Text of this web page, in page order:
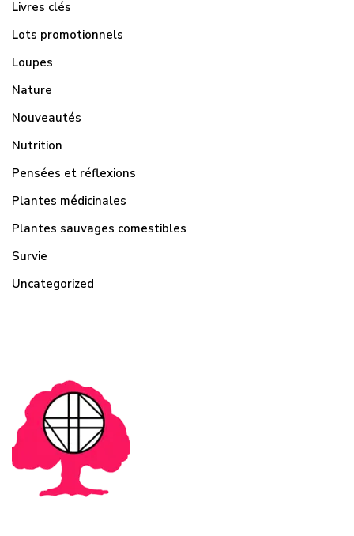
Livres clés
Lots promotionnels
Loupes
Nature
Nouveautés
Nutrition
Pensées et réflexions
Plantes médicinales
Plantes sauvages comestibles
Survie
Uncategorized